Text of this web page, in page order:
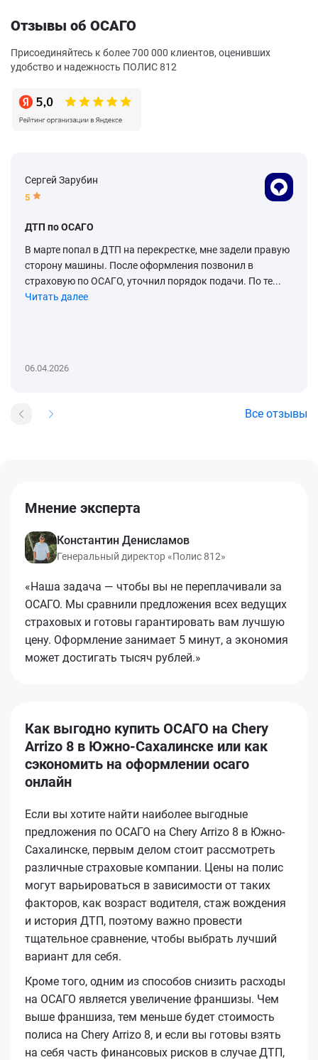
Отзывы об ОСАГО
Присоединяйтесь к более 700 000 клиентов, оценивших
удобство и надежность ПОЛИС 812
Сергей Зарубин
5
ДТП по ОСАГО
В марте попал в ДТП на перекрестке, мне задели правую
сторону машины. После оформления позвонил в
страховую по ОСАГО, уточнил порядок подачи. По те...
Читать далее
06.04.2026
Все отзывы
Мнение эксперта
Константин Денисламов
Генеральный директор «Полис 812»
«Наша задача — чтобы вы не переплачивали за
ОСАГО. Мы сравнили предложения всех ведущих
страховых и готовы гарантировать вам лучшую
цену. Оформление занимает 5 минут, а экономия
может достигать тысяч рублей.»
Как выгодно купить ОСАГО на Chery
Arrizo 8 в Южно-Сахалинске или как
сэкономить на оформлении осаго
онлайн
Если вы хотите найти наиболее выгодные
предложения по ОСАГО на Chery Arrizo 8 в Южно-
Сахалинске, первым делом стоит рассмотреть
различные страховые компании. Цены на полис
могут варьироваться в зависимости от таких
факторов, как возраст водителя, стаж вождения
и история ДТП, поэтому важно провести
тщательное сравнение, чтобы выбрать лучший
вариант для себя.
Кроме того, одним из способов снизить расходы
на ОСАГО является увеличение франшизы. Чем
выше франшиза, тем меньше будет стоимость
полиса на Chery Arrizo 8, и если вы готовы взять
на себя часть финансовых рисков в случае ДТП,